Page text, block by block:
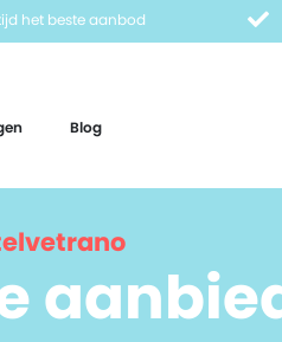
het beste aanbod
Blog